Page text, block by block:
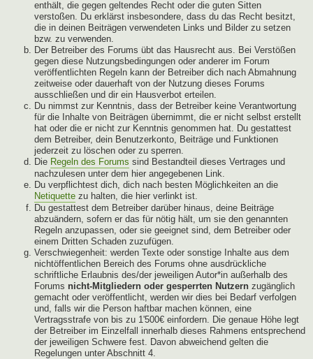
enthält, die gegen geltendes Recht oder die guten Sitten
verstoßen. Du erklärst insbesondere, dass du das Recht besitzt,
die in deinen Beiträgen verwendeten Links und Bilder zu setzen
bzw. zu verwenden.
Der Betreiber des Forums übt das Hausrecht aus. Bei Verstößen
gegen diese Nutzungsbedingungen oder anderer im Forum
veröffentlichten Regeln kann der Betreiber dich nach Abmahnung
zeitweise oder dauerhaft von der Nutzung dieses Forums
ausschließen und dir ein Hausverbot erteilen.
Du nimmst zur Kenntnis, dass der Betreiber keine Verantwortung
für die Inhalte von Beiträgen übernimmt, die er nicht selbst erstellt
hat oder die er nicht zur Kenntnis genommen hat. Du gestattest
dem Betreiber, dein Benutzerkonto, Beiträge und Funktionen
jederzeit zu löschen oder zu sperren.
Die Regeln des Forums sind Bestandteil dieses Vertrages und
nachzulesen unter dem hier angegebenen Link.
Du verpflichtest dich, dich nach besten Möglichkeiten an die
Netiquette zu halten, die hier verlinkt ist.
Du gestattest dem Betreiber darüber hinaus, deine Beiträge
abzuändern, sofern er das für nötig hält, um sie den genannten
Regeln anzupassen, oder sie geeignet sind, dem Betreiber oder
einem Dritten Schaden zuzufügen.
Verschwiegenheit: werden Texte oder sonstige Inhalte aus dem
nichtöffentlichen Bereich des Forums ohne ausdrückliche
schriftliche Erlaubnis des/der jeweiligen Autor*in außerhalb des
Forums nicht-Mitgliedern oder gesperrten Nutzern zugänglich
gemacht oder veröffentlicht, werden wir dies bei Bedarf verfolgen
und, falls wir die Person haftbar machen können, eine
Vertragsstrafe von bis zu 1'500€ einfordern. Die genaue Höhe legt
der Betreiber im Einzelfall innerhalb dieses Rahmens entsprechend
der jeweiligen Schwere fest. Davon abweichend gelten die
Regelungen unter Abschnitt 4.